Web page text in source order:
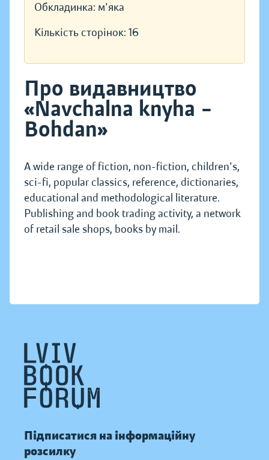
Обкладинка: м'яка
Кількість сторінок: 16
Про видавництво
«Navchalna knyha –
Bohdan»
A wide range of fiction, non-fiction, children's,
sci-fi, popular classics, reference, dictionaries,
educational and methodological literature.
Publishing and book trading activity, a network
of retail sale shops, books by mail.
Підписатися на інформаційну
розсилку